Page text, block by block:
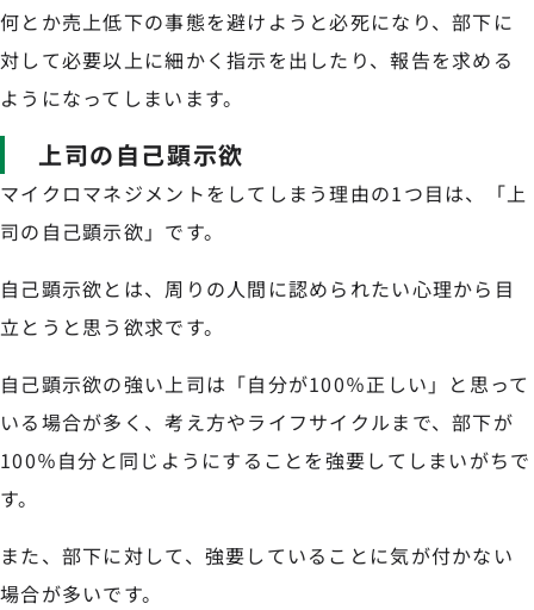
何とか売上低下の事態を避けようと必死になり、部下に
対して必要以上に細かく指示を出したり、報告を求める
ようになってしまいます。
上司の自己顕示欲
マイクロマネジメントをしてしまう理由の1つ目は、「上
司の自己顕示欲」です。
自己顕示欲とは、周りの人間に認められたい心理から目
立とうと思う欲求です。
自己顕示欲の強い上司は「自分が100％正しい」と思って
いる場合が多く、考え方やライフサイクルまで、部下が
100％自分と同じようにすることを強要してしまいがちで
す。
また、部下に対して、強要していることに気が付かない
場合が多いです。